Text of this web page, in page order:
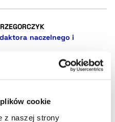
cookie
z naszej strony
- AUTOR ARTYKUŁU
naczelnego i
od prawie 25 lat i bardzo to
eXcYtująca i Zajmująca. W